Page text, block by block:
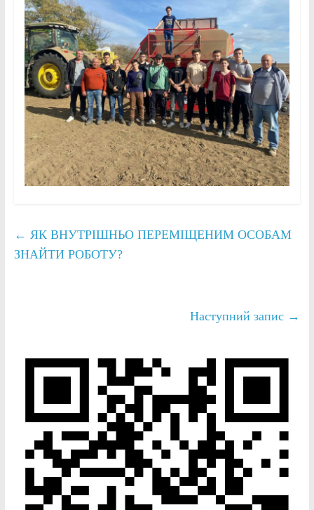
← ЯК ВНУТРІШНЬО ПЕРЕМІЩЕНИМ ОСОБАМ
ЗНАЙТИ РОБОТУ?
Наступний запис →